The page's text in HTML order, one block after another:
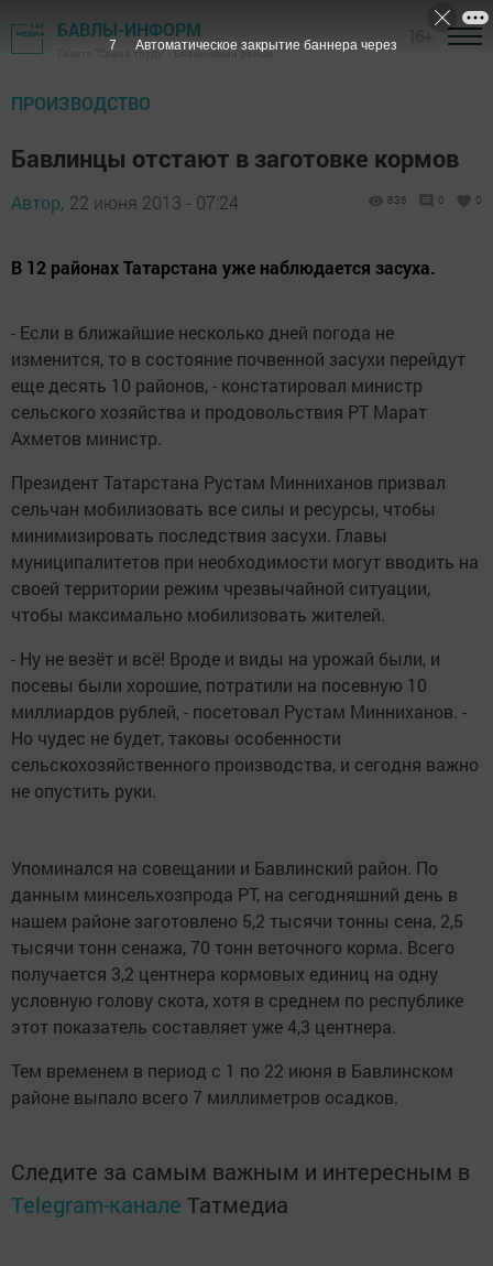
БАВЛЫ-ИНФОРМ
Газета "Слава труду" - Бавлинский район
ПРОИЗВОДСТВО
Бавлинцы отстают в заготовке кормов
Автор, 22 июня 2013 - 07:24 836 0 0
В 12 районах Татарстана уже наблюдается засуха.
- Если в ближайшие несколько дней погода не
изменится, то в состояние почвенной засухи перейдут
еще десять 10 районов, - констатировал министр
сельского хозяйства и продовольствия РТ Марат
Ахметов министр.
Президент Татарстана Рустам Минниханов призвал
сельчан мобилизовать все силы и ресурсы, чтобы
минимизировать последствия засухи. Главы
муниципалитетов при необходимости могут вводить на
своей территории режим чрезвычайной ситуации,
чтобы максимально мобилизовать жителей.
- Ну не везёт и всё! Вроде и виды на урожай были, и
посевы были хорошие, потратили на посевную 10
миллиардов рублей, - посетовал Рустам Минниханов. -
Но чудес не будет, таковы особенности
сельскохозяйственного производства, и сегодня важно
не опустить руки.
Упоминался на совещании и Бавлинский район. По
данным минсельхозпрода РТ, на сегодняшний день в
нашем районе заготовлено 5,2 тысячи тонны сена, 2,5
тысячи тонн сенажа, 70 тонн веточного корма. Всего
получается 3,2 центнера кормовых единиц на одну
условную голову скота, хотя в среднем по республике
этот показатель составляет уже 4,3 центнера.
Тем временем в период с 1 по 22 июня в Бавлинском
районе выпало всего 7 миллиметров осадков.
Следите за самым важным и интересным в
Telegram-канале Татмедиа
6 Автоматическое закрытие баннера через